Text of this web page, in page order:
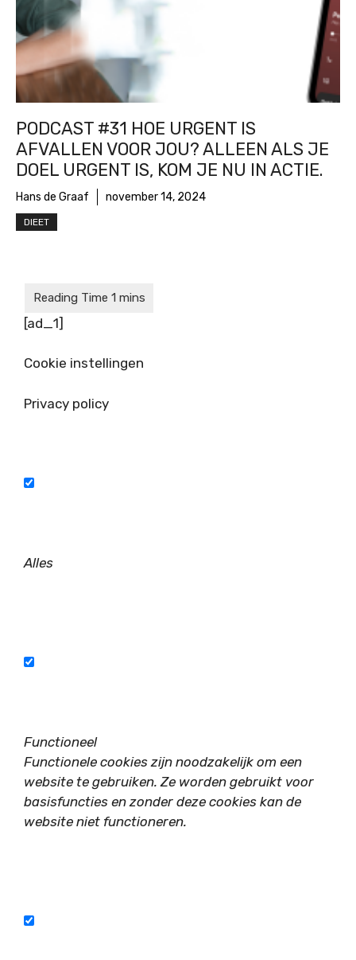
PODCAST #31 HOE URGENT IS
AFVALLEN VOOR JOU? ALLEEN ALS JE
DOEL URGENT IS, KOM JE NU IN ACTIE.
Hans de Graaf november 14, 2024
DIEET
[ad_1]
Cookie instellingen
Privacy policy
Alles
Functioneel
Functionele cookies zijn noodzakelijk om een
website te gebruiken. Ze worden gebruikt voor
basisfuncties en zonder deze cookies kan de
website niet functioneren.